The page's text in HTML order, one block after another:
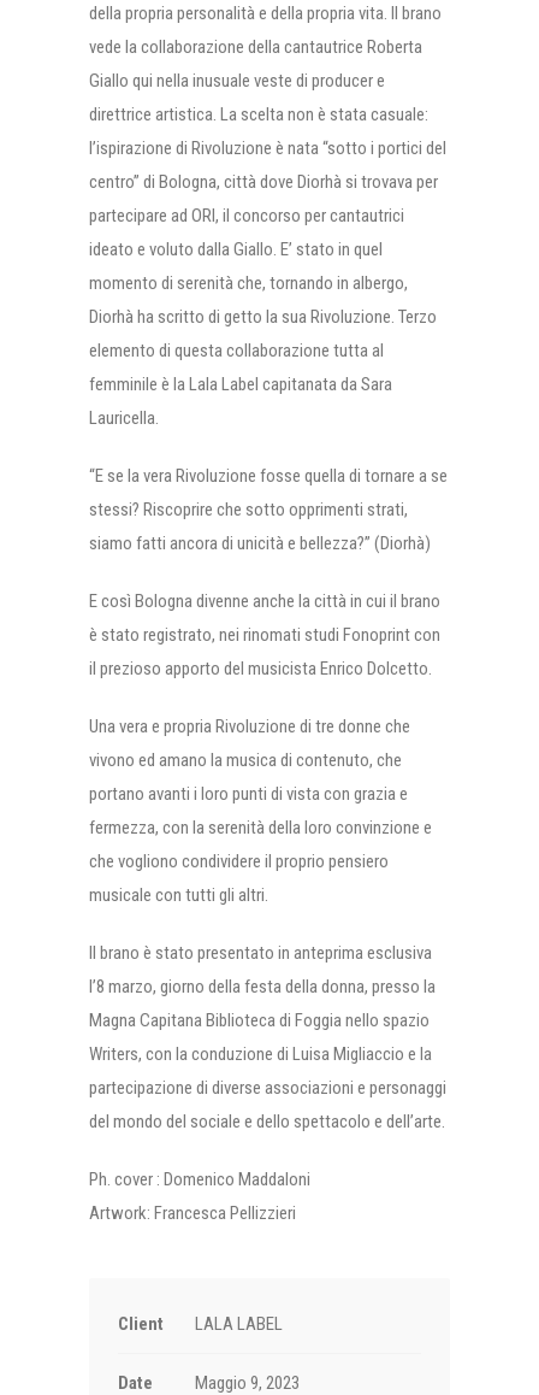
della propria personalità e della propria vita. Il brano
vede la collaborazione della cantautrice Roberta
Giallo qui nella inusuale veste di producer e
direttrice artistica. La scelta non è stata casuale:
l’ispirazione di Rivoluzione è nata “sotto i portici del
centro” di Bologna, città dove Diorhà si trovava per
partecipare ad ORI, il concorso per cantautrici
ideato e voluto dalla Giallo. E’ stato in quel
momento di serenità che, tornando in albergo,
Diorhà ha scritto di getto la sua Rivoluzione. Terzo
elemento di questa collaborazione tutta al
femminile è la Lala Label capitanata da Sara
Lauricella.
“E se la vera Rivoluzione fosse quella di tornare a se
stessi? Riscoprire che sotto opprimenti strati,
siamo fatti ancora di unicità e bellezza?” (Diorhà)
E così Bologna divenne anche la città in cui il brano
è stato registrato, nei rinomati studi Fonoprint con
il prezioso apporto del musicista Enrico Dolcetto.
Una vera e propria Rivoluzione di tre donne che
vivono ed amano la musica di contenuto, che
portano avanti i loro punti di vista con grazia e
fermezza, con la serenità della loro convinzione e
che vogliono condividere il proprio pensiero
musicale con tutti gli altri.
Il brano è stato presentato in anteprima esclusiva
l’8 marzo, giorno della festa della donna, presso la
Magna Capitana Biblioteca di Foggia nello spazio
Writers, con la conduzione di Luisa Migliaccio e la
partecipazione di diverse associazioni e personaggi
del mondo del sociale e dello spettacolo e dell’arte.
Ph. cover : Domenico Maddaloni
Artwork: Francesca Pellizzieri
Client LALA LABEL
Date Maggio 9, 2023